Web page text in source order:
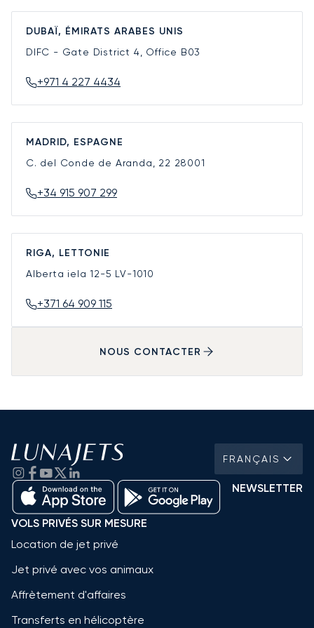
DUBAÏ, ÉMIRATS ARABES UNIS
DIFC - Gate District 4, Office B03
+971 4 227 4434
MADRID, ESPAGNE
C. del Conde de Aranda, 22 28001
+34 915 907 299
RIGA, LETTONIE
Alberta iela 12-5 LV-1010
+371 64 909 115
NOUS CONTACTER
FRANÇAIS
NEWSLETTER
VOLS PRIVÉS SUR MESURE
Location de jet privé
Jet privé avec vos animaux
Affrètement d'affaires
Transferts en hélicoptère